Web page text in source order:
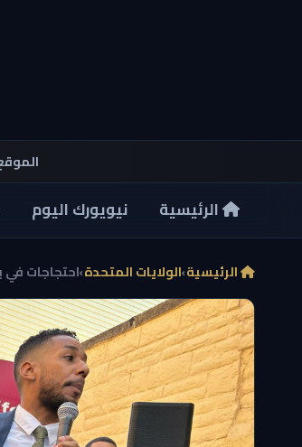
الرئيسية نيويورك اليوم
الرئيسية›الولايات المتحدة›احتجاجات في